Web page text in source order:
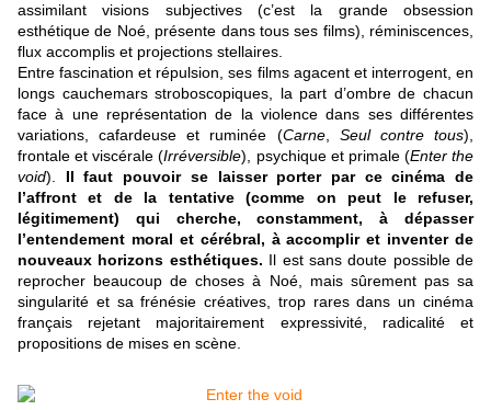
assimilant visions subjectives (c’est la grande obsession
esthétique de Noé, présente dans tous ses films), réminiscences,
flux accomplis et projections stellaires.
Entre fascination et répulsion, ses films agacent et interrogent, en
longs cauchemars stroboscopiques, la part d’ombre de chacun
face à une représentation de la violence dans ses différentes
variations, cafardeuse et ruminée (Carne, Seul contre tous),
frontale et viscérale (Irréversible), psychique et primale (Enter the
void). Il faut pouvoir se laisser porter par ce cinéma de
l’affront et de la tentative (comme on peut le refuser,
légitimement) qui cherche, constamment, à dépasser
l’entendement moral et cérébral, à accomplir et inventer de
nouveaux horizons esthétiques. Il est sans doute possible de
reprocher beaucoup de choses à Noé, mais sûrement pas sa
singularité et sa frénésie créatives, trop rares dans un cinéma
français rejetant majoritairement expressivité, radicalité et
propositions de mises en scène.